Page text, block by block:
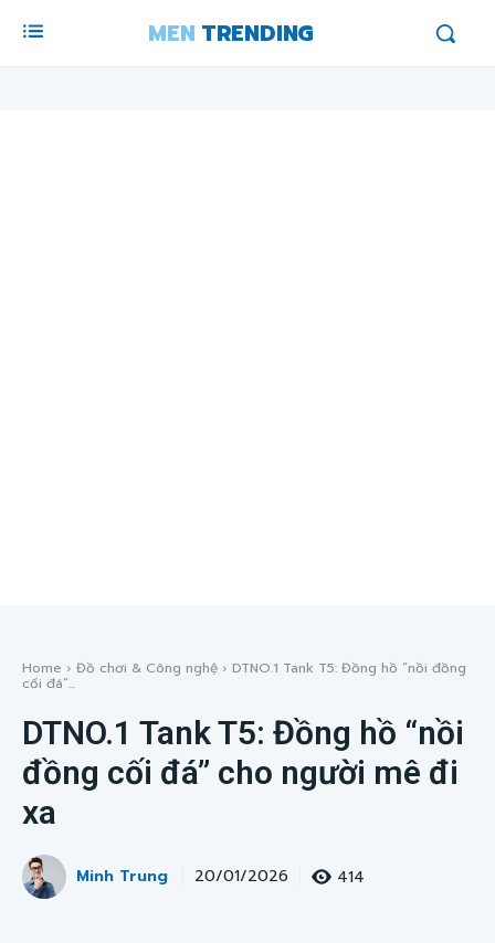
MEN TRENDING
Home Đồ chơi & Công nghệ DTNO.1 Tank T5: Đồng hồ “nồi đồng
cối đá”...
DTNO.1 Tank T5: Đồng hồ “nồi
đồng cối đá” cho người mê đi
xa
Minh Trung 20/01/2026 414